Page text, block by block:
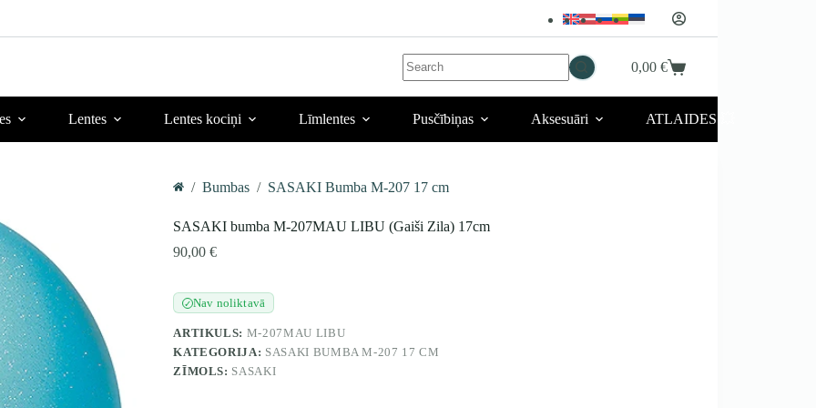
No
results
Iepirkumu
0,00€
Lentes Lentes kociņi Līmlentes Pusčībiņas Aksesuāri ATLAIDES 💥
/ Bumbas / SASAKI Bumba M-207 17 cm
SASAKI bumba M-207MAU LIBU (Gaiši Zila) 17cm
90,00€
✓Nav noliktavā
ARTIKULS: M-207MAU LIBU
KATEGORIJA: SASAKI BUMBA M-207 17 CM
ZĪMOLS: SASAKI